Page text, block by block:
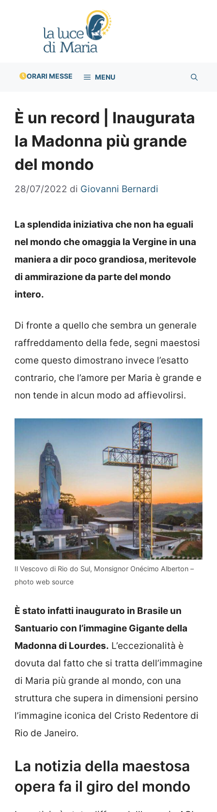
ORARI MESSE MENU
È un record | Inaugurata
la Madonna più grande
del mondo
28/07/2022 di Giovanni Bernardi
La splendida iniziativa che non ha eguali
nel mondo che omaggia la Vergine in una
maniera a dir poco grandiosa, meritevole
di ammirazione da parte del mondo
intero.
Di fronte a quello che sembra un generale
raffreddamento della fede, segni maestosi
come questo dimostrano invece l’esatto
contrario, che l’amore per Maria è grande e
non tende in alcun modo ad affievolirsi.
Il Vescovo di Rio do Sul, Monsignor Onécimo Alberton –
photo web source
È stato infatti inaugurato in Brasile un
Santuario con l’immagine Gigante della
Madonna di Lourdes. L’eccezionalità è
dovuta dal fatto che si tratta dell’immagine
di Maria più grande al mondo, con una
struttura che supera in dimensioni persino
l’immagine iconica del Cristo Redentore di
Rio de Janeiro.
La notizia della maestosa
opera fa il giro del mondo